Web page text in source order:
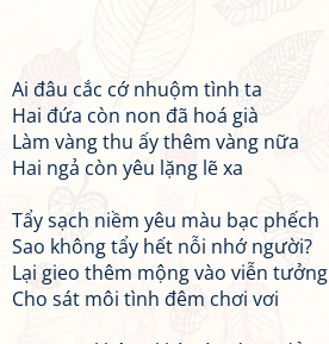
Ai đâu cắc cớ nhuộm tình ta
Hai đứa còn non đã hoá già
Làm vàng thu ấy thêm vàng nữa
Hai ngả còn yêu lặng lẽ xa
Tẩy sạch niềm yêu màu bạc phếch
Sao không tẩy hết nỗi nhớ người?
Lại gieo thêm mộng vào viễn tưởng
Cho sát môi tình đêm chơi vơi